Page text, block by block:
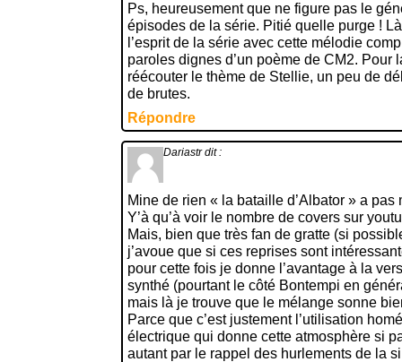
Ps, heureusement que ne figure pas le
épisodes de la série. Pitié quelle purge !
l’esprit de la série avec cette mélodie
paroles dignes d’un poème de CM2. Pour
réécouter le thème de Stellie, un peu de
de brutes.
Répondre
Dariastr dit :
Mine de rien « la bataille d’Albator » a pas
Y’à qu’à voir le nombre de covers sur
Mais, bien que très fan de gratte (si
j’avoue que si ces reprises sont
pour cette fois je donne l’avantage à la
synthé (pourtant le côté Bontempi en
mais là je trouve que le mélange sonne
Parce que c’est justement l’utilisation
électrique qui donne cette atmosphère si
autant par le rappel des hurlements de la